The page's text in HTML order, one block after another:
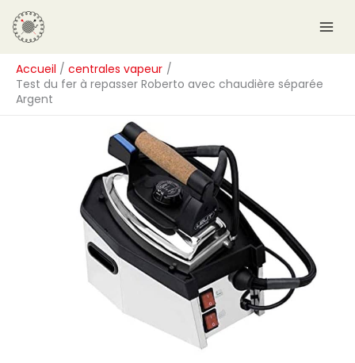
Aller
au
contenu
Accueil
centrales vapeur
Test du fer à repasser Roberto avec chaudière séparée
Argent
R
e
c
h
e